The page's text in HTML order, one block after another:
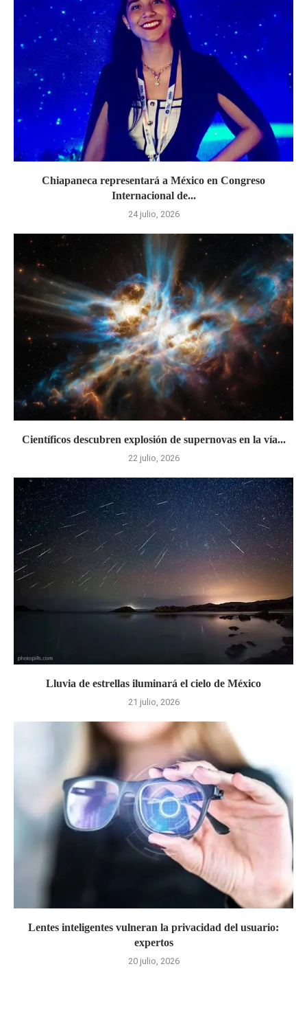
Chiapaneca representará a México en Congreso
Internacional de...
24 julio, 2026
Científicos descubren explosión de supernovas en la vía...
22 julio, 2026
Lluvia de estrellas iluminará el cielo de México
21 julio, 2026
Lentes inteligentes vulneran la privacidad del usuario:
expertos
20 julio, 2026